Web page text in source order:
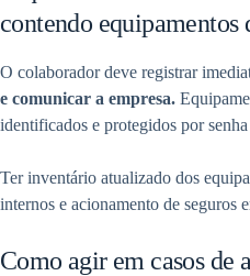
contendo equipamentos
O colaborador deve registrar
e comunicar a empresa.
identificados e protegidos por
Ter inventário atualizado dos
internos e acionamento de seguros
Como agir em casos de